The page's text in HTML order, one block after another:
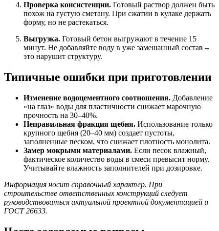
Проверка консистенции. Готовый раствор должен быть
похож на густую сметану. При сжатии в кулаке держать
форму, но не растекаться.
Выгрузка. Готовый бетон выгружают в течение 15
минут. Не добавляйте воду в уже замешанный состав –
это нарушит структуру.
Типичные ошибки при приготовлении
Изменение водоцементного соотношения. Добавление
«на глаз» воды для пластичности снижает марочную
прочность на 30–40%.
Неправильная фракция щебня. Использование только
крупного щебня (20–40 мм) создает пустоты,
заполненные песком, что снижает плотность монолита.
Замер мокрыми материалами. Если песок влажный,
фактическое количество воды в смеси превысит норму.
Учитывайте влажность заполнителей при дозировке.
Информация носит справочный характер. При
строительстве ответственных конструкций следует
руководствоваться актуальной проектной документацией и
ГОСТ 26633.